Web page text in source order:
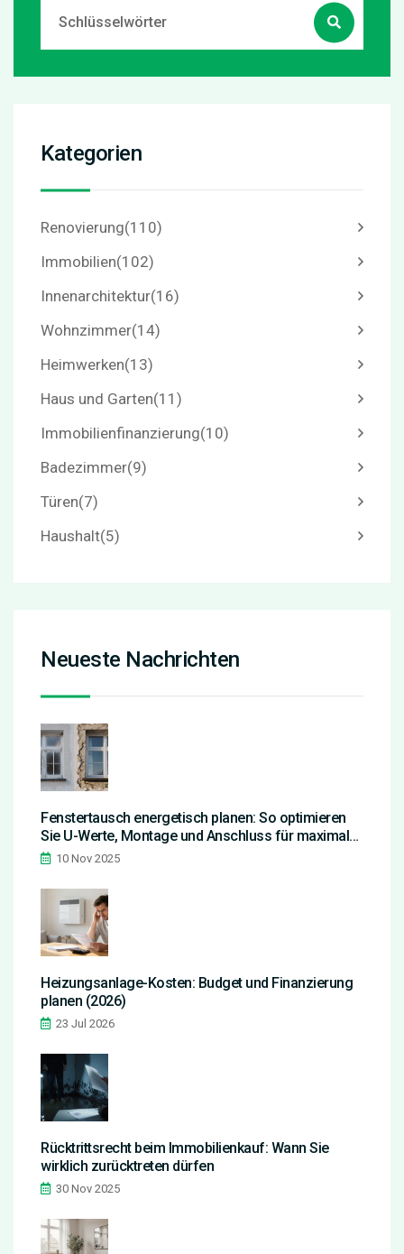
Kategorien
Renovierung(110)
Immobilien(102)
Innenarchitektur(16)
Wohnzimmer(14)
Heimwerken(13)
Haus und Garten(11)
Immobilienfinanzierung(10)
Badezimmer(9)
Türen(7)
Haushalt(5)
Neueste Nachrichten
Fenstertausch energetisch planen: So optimieren
Sie U-Werte, Montage und Anschluss für maximale
Energieeinsparung
10 Nov 2025
Heizungsanlage-Kosten: Budget und Finanzierung
planen (2026)
23 Jul 2026
Rücktrittsrecht beim Immobilienkauf: Wann Sie
wirklich zurücktreten dürfen
30 Nov 2025